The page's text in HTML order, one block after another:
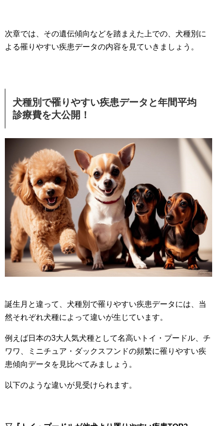
次章では、その遺伝傾向などを踏まえた上での、犬種別に
よる罹りやすい疾患データの内容を見ていきましょう。
犬種別で罹りやすい疾患データと年間平均
診療費を大公開！
誕生月と違って、犬種別で罹りやすい疾患データには、当
然それぞれ犬種によって違いが生じています。
例えば日本の3大人気犬種として名高いトイ・プードル、チ
ワワ、ミニチュア・ダックスフンドの頻繁に罹りやすい疾
患傾向データを見比べてみましょう。
以下のような違いが見受けられます。